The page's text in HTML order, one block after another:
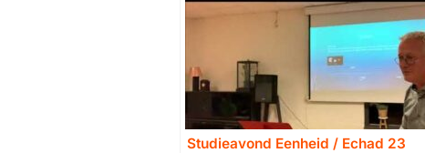
Studieavond Eenheid / Echad 23